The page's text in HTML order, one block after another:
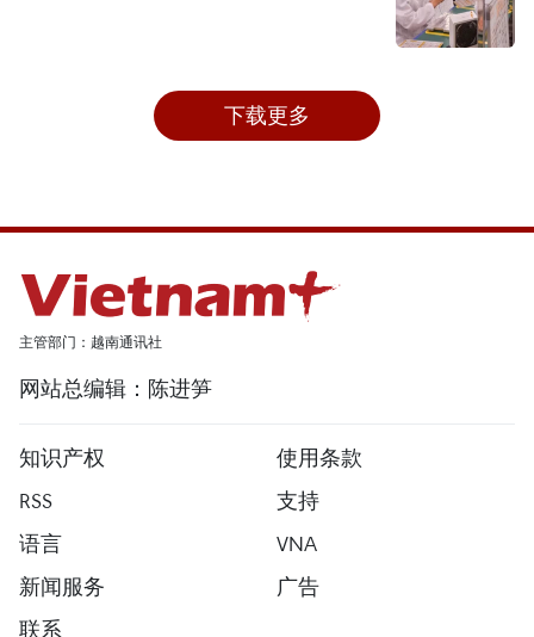
下载更多
主管部门：越南通讯社
网站总编辑：陈进笋
知识产权
使用条款
RSS
支持
语言
VNA
新闻服务
广告
联系